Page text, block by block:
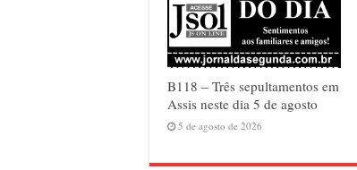
B118 – Três sepultamentos em
Assis neste dia 5 de agosto
5 de agosto de 2026